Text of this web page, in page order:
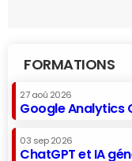
FORMATIONS
27 aoû 2026
Google Analytics
03 sep 2026
ChatGPT et IA